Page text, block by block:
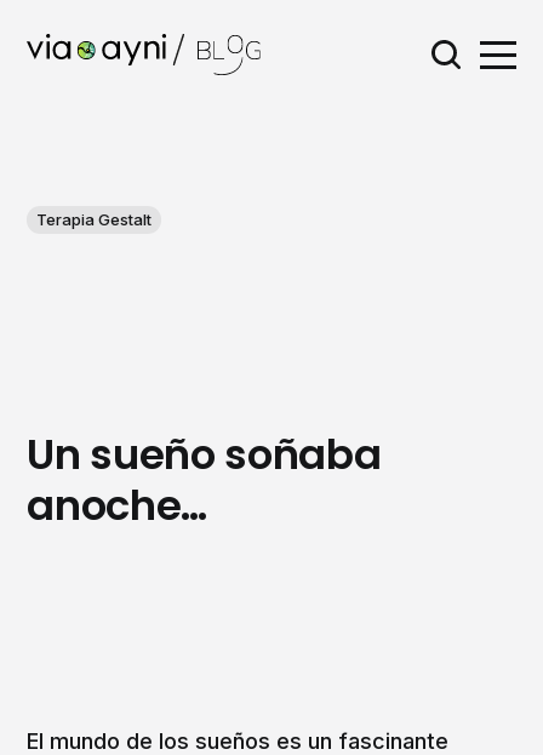
Terapia Gestalt
Un sueño soñaba
anoche…
El mundo de los sueños es un fascinante